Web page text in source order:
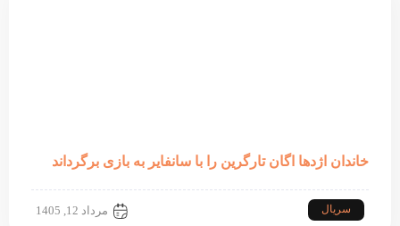
خاندان اژدها اگان تارگرین را با سانفایر به بازی برگرداند
سریال مرداد 12, 1405